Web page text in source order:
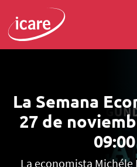
La Semana
27 de
La economista Michéle